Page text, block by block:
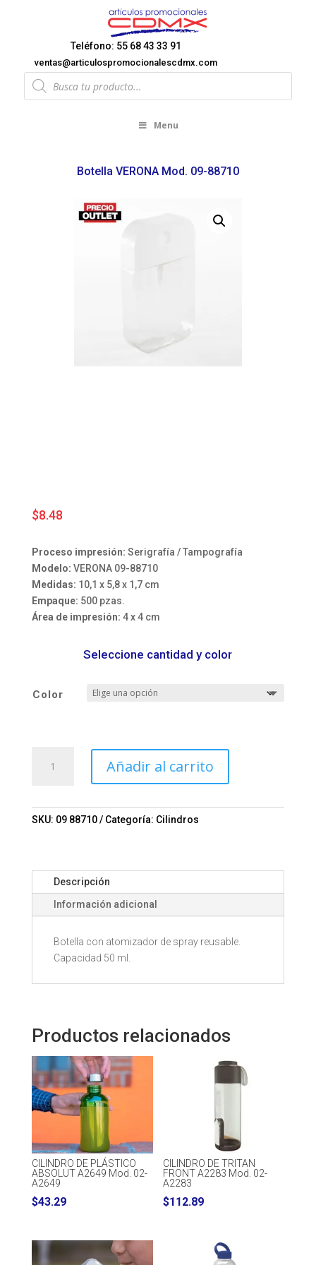
Teléfono: 55 68 43 33 91
ventas@articulospromocionalescdmx.com
Products
search
Menu
Botella VERONA Mod. 09-88710
$8.48
Proceso impresión: Serigrafía / Tampografía
Modelo: VERONA 09-88710
Medidas: 10,1 x 5,8 x 1,7 cm
Empaque: 500 pzas.
Área de impresión: 4 x 4 cm
Seleccione cantidad y color
Color
VERONA
88710
Añadir al carrito
SKU: 09 88710 Categoría: Cilindros
Descripción
Información adicional
Botella con atomizador de spray reusable.
Capacidad 50 ml.
Productos relacionados
CILINDRO DE PLÁSTICO
ABSOLUT A2649 Mod. 02-
A2649
$43.29
CILINDRO DE TRITAN
FRONT A2283 Mod. 02-
A2283
$112.89